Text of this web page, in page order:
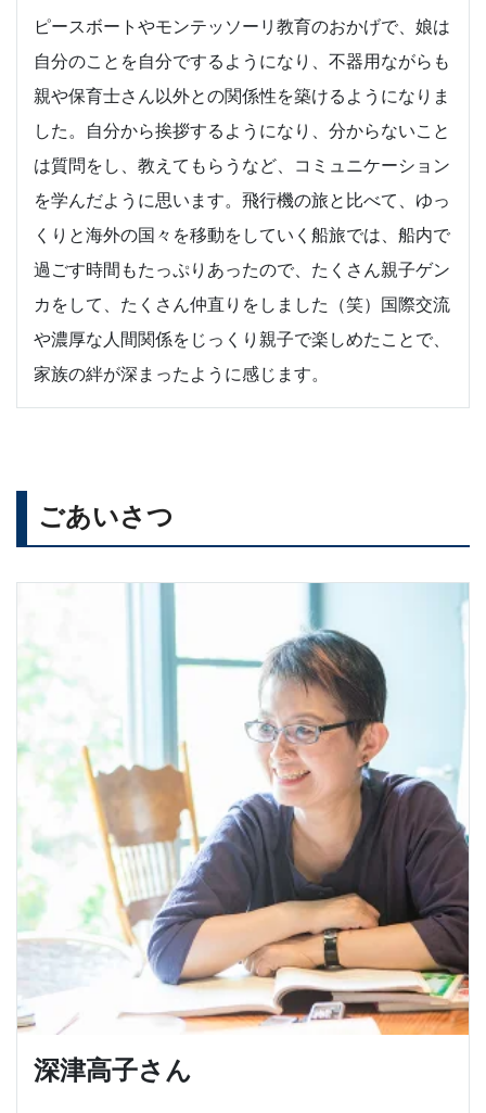
ピースボートやモンテッソーリ教育のおかげで、娘は
自分のことを自分でするようになり、不器用ながらも
親や保育士さん以外との関係性を築けるようになりま
した。自分から挨拶するようになり、分からないこと
は質問をし、教えてもらうなど、コミュニケーション
を学んだように思います。飛行機の旅と比べて、ゆっ
くりと海外の国々を移動をしていく船旅では、船内で
過ごす時間もたっぷりあったので、たくさん親子ゲン
カをして、たくさん仲直りをしました（笑）国際交流
や濃厚な人間関係をじっくり親子で楽しめたことで、
家族の絆が深まったように感じます。
ごあいさつ
深津高子さん